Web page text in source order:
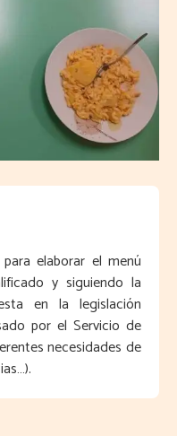
elaborar el menú
y siguiendo la
en la legislación
por el Servicio de
necesidades de